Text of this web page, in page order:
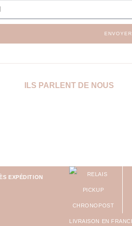
ENVOYER
ILS PARLENT DE NOUS
EXPÉDITION
LIVRAISON EN